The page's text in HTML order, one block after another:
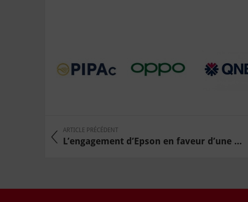
ARTICLE PRÉCÉDENT
L’engagement d’Epson en faveur d’une ...